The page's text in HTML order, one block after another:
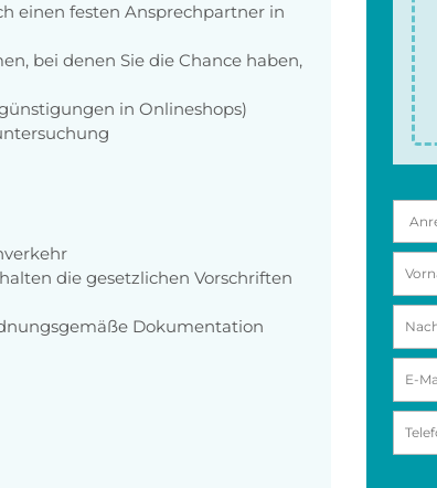
einen festen Ansprechpartner in
bei denen Sie die Chance haben,
in Onlineshops)
die gesetzlichen Vorschriften
Dokumentation